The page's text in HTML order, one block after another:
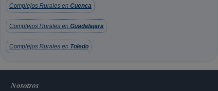
Complejos Rurales en Cuenca
Complejos Rurales en Guadalajara
Complejos Rurales en Toledo
Nosotros